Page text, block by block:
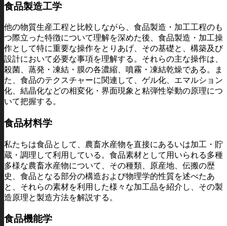
食品製造工学
他の物質生産工程と比較しながら、食品製造・加工工程のも
つ際立った特徴について理解を深めた後、食品製造・加工操
作として特に重要な操作をとりあげ、その基礎と、構築及び
設計において必要な事項を理解する。それらの主な操作は、
殺菌、蒸発・凍結・膜の各濃縮、噴霧・凍結乾燥である。ま
た、食品のテクスチャーに関連して、ゲル化、エマルション
化、結晶化などの相変化・界面現象と粘弾性挙動の原理につ
いて把握する。
食品材料学
私たちは食品として、農畜水産物を直接にあるいは加工・貯
蔵・調理して利用している。食品素材として用いられる多種
多様な農畜水産物について、その種類、原産地、伝搬の歴
史、食品となる部分の構造および物理学的性質を述べたあ
と、それらの素材を利用した様々な加工品を紹介し、その製
造原理と製造方法を解説する。
食品機能学